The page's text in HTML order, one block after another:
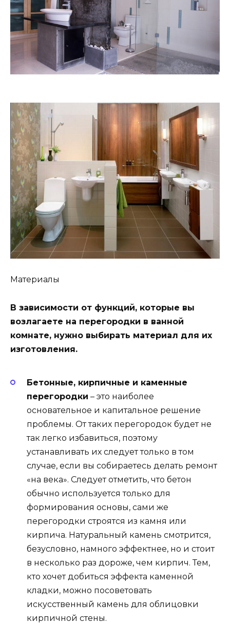
Материалы
В зависимости от функций, которые вы
возлагаете на перегородки в ванной
комнате, нужно выбирать материал для их
изготовления.
Бетонные, кирпичные и каменные
перегородки – это наиболее
основательное и капитальное решение
проблемы. От таких перегородок будет не
так легко избавиться, поэтому
устанавливать их следует только в том
случае, если вы собираетесь делать ремонт
«на века». Следует отметить, что бетон
обычно используется только для
формирования основы, сами же
перегородки строятся из камня или
кирпича. Натуральный камень смотрится,
безусловно, намного эффектнее, но и стоит
в несколько раз дороже, чем кирпич. Тем,
кто хочет добиться эффекта каменной
кладки, можно посоветовать
искусственный камень для облицовки
кирпичной стены.